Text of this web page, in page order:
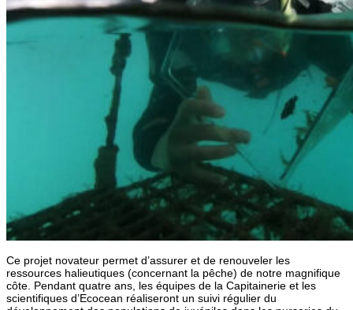
Ce projet novateur permet d’assurer et de renouveler les
ressources halieutiques (concernant la pêche) de notre magnifique
côte. Pendant quatre ans, les équipes de la Capitainerie et les
scientifiques d’Ecocean réaliseront un suivi régulier du